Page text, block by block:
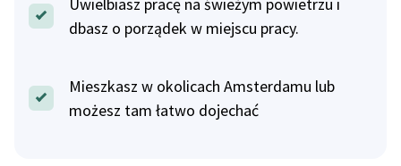
dbasz o porządek w miejscu pracy.
Mieszkasz w okolicach Amsterdamu lub
możesz tam łatwo dojechać